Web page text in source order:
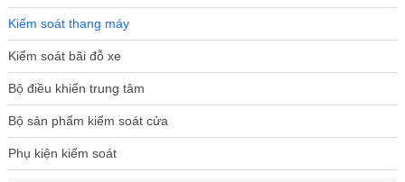
Kiểm soát thang máy
Kiểm soát bãi đỗ xe
Bộ điều khiển trung tâm
Bộ sản phẩm kiểm soát cửa
Phụ kiện kiểm soát